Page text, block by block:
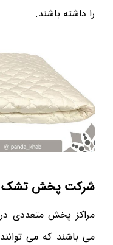
را داشته باشند.
شرکت پخش تشک
مراکز پخش متعددی
می باشند که می